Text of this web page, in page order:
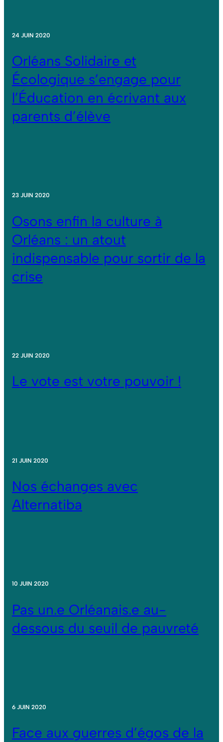
24 JUIN 2020
Orléans Solidaire et
Écologique s’engage pour
l’Éducation en écrivant aux
parents d’élève
23 JUIN 2020
Osons enfin la culture à
Orléans : un atout
indispensable pour sortir de la
crise
22 JUIN 2020
Le vote est votre pouvoir !
21 JUIN 2020
Nos échanges avec
Alternatiba
10 JUIN 2020
Pas un.e Orléanais.e au-
dessous du seuil de pauvreté
6 JUIN 2020
Face aux guerres d’égos de la